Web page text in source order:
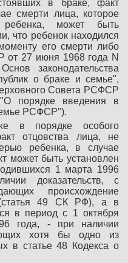
в браке, факт
смерти лица, которое
может быть
что ребенок находился
его смерти либо
от 27 июня 1968 года N
законодательства
о браке и семье",
Совета РСФСР
порядке введения в
РСФСР").
в порядке особого
отцовства лица, не
ребенка, в случае
может быть установлен
1 марта 1996
доказательств, с
происхождение
49 СК РФ), а в
в период с 1 октября
года, - при наличии
хотя бы одно из
в статье 48 Кодекса о